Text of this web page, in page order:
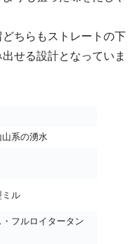
ちらもストレートの下
せる設計となっていま
系の湧水
ミル
フルロイタータン